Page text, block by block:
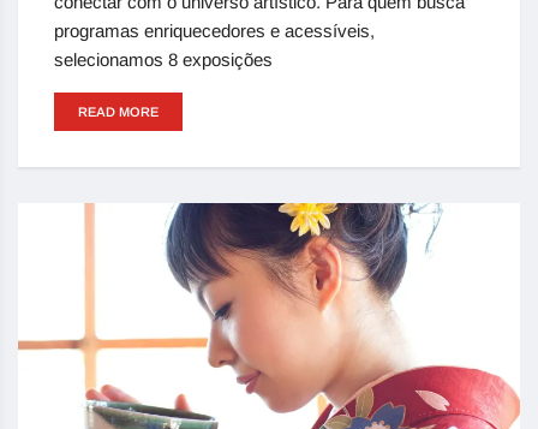
programas enriquecedores e acessíveis,
selecionamos 8 exposições
READ MORE